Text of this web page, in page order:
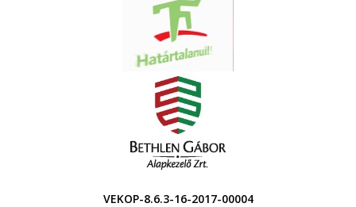
VEKOP-8.6.3-16-2017-00004